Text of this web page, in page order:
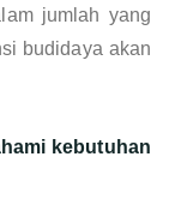
jumlah yang
budidaya akan
kebutuhan